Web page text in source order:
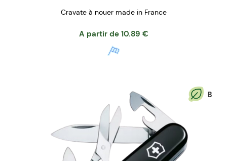
Cravate à nouer made in France
A partir de 10.89 €
B